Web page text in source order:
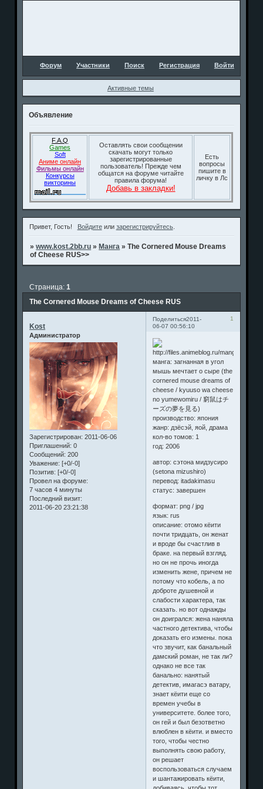
Форум Участники Поиск Регистрация Войти
Активные темы
Объявление
F.A.Q
Games
Soft
Аниме онлайн
Фильмы онлайн
Конкурсы
викторины
Оставлять свои сообщении
скачать могут только
зарегистрированные
пользователь! Прежде чем
общатся на форуме читайте
правила форума!
Добавь в закладки!
Есть
вопросы
пишите в
личку в Лс
Привет, Гость! Войдитеили зарегистрируйтесь.
»www.kost.2bb.ru »Манга »The Cornered Mouse Dreams
of Cheese RUS>>
The Cornered Mouse Dreams of Cheese RUS
Страница:1
Поделиться 1
2011-
06-07 00:56:10
Kost
Администратор
Зарегистрирован: 2011-06-06
Приглашений: 0
Сообщений: 200
Уважение: [+0/-0]
Позитив: [+0/-0]
Провел на форуме:
7 часов 4 минуты
Последний визит:
2011-06-20 23:21:38
манга: загнанная в угол
мышь мечтает о сыре (the
cornered mouse dreams of
cheese / kyuuso wa cheese
no yumewomiru / 窮鼠はチ
ーズの夢を見る)
производство: япония
жанр: дзёсэй, яой, драма
кол-во томов: 1
год: 2006
автор: сэтона мидзусиро
(setona mizushiro)
перевод: itadakimasu
статус: завершен
формат: png / jpg
язык: rus
описание: отомо кёити
почти тридцать, он женат
и вроде бы счастлив в
браке. на первый взгляд.
но он не прочь иногда
изменить жене, причем не
потому что кобель, а по
доброте душевной и
слабости характера, так
сказать. но вот однажды
он доигрался: жена наняла
частного детектива, чтобы
доказать его измены. пока
что звучит, как банальный
дамский роман, не так ли?
однако не все так
банально: нанятый
детектив, имагасэ ватару,
знает кёити еще со
времен учебы в
университете. более того,
он гей и был безответно
влюблен в кёити. и вместо
того, чтобы честно
выполнять свою работу,
он решает
воспользоваться случаем
и шантажировать кёити,